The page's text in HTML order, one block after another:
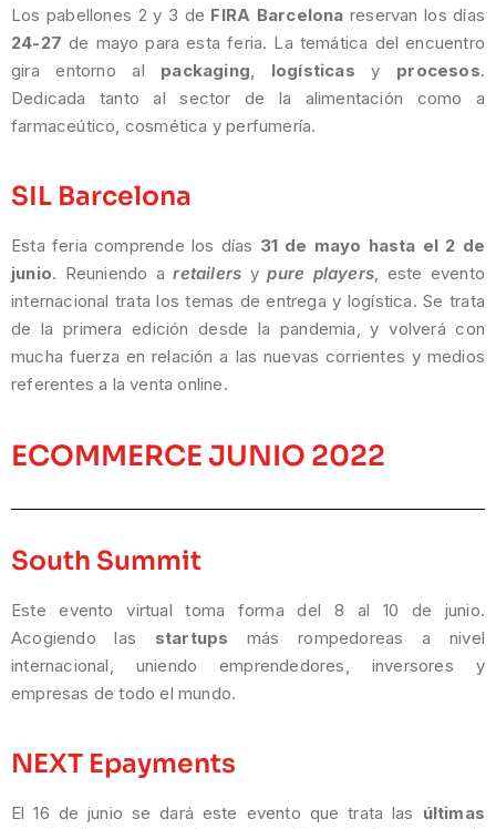
Los pabellones 2 y 3 de FIRA Barcelonareservan los días
24-27 de mayo para esta feria. La temática del encuentro
gira entorno al packaging, logísticas y procesos.
Dedicada tanto al sector de la alimentación como a
farmaceútico, cosmética y perfumería.
SIL Barcelona
Esta feria comprende los días 31 de mayo hasta el 2 de
junio. Reuniendo aretailers ypure players, este evento
internacional trata los temas de entrega y logística. Se trata
de la primera edición desde la pandemia, y volverá con
mucha fuerza en relación a las nuevas corrientes y medios
referentes a la venta online.
ECOMMERCE JUNIO 2022
South Summit
Este evento virtual toma forma del 8 al 10 de junio.
Acogiendo las startups más rompedoreas a nivel
internacional, uniendo emprendedores, inversores y
empresas de todo el mundo.
NEXT Epayments
El 16 de junio se dará este evento que trata las últimas